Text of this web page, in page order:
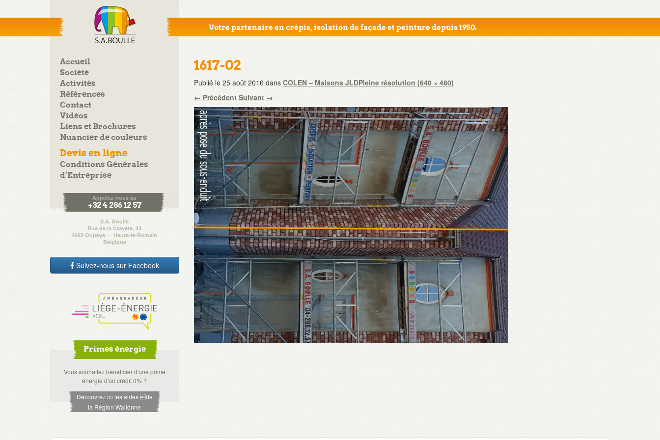
Votre partenaire en crépis, isolation de façade et peinture depuis 1950.
Accueil
Société
Activités
Références
Contact
Vidéos
Liens et Brochures
Nuancier de couleurs
Devis en ligne
Conditions Générales
d’Entreprise
Appelez-nous au
+32 4 286 12 57
S.A. Boulle
Rue de la Crayere, 43
4682 Oupeye — Heure-le-Romain
Belgique
Suivez-nous sur Facebook
Primes énergie
Vous souhaitez bénéficier d'une prime
énergie d'un crédit 0% ?
Découvrez ici les aides de
la Région Wallonne
1617-02
Publié le 25 août 2016 dans COLEN – Maisons JLDPleine résolution (640 × 480)
← Précédent Suivant →